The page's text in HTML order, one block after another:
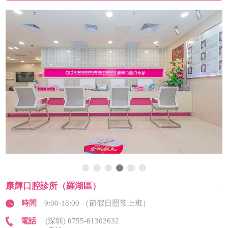
康輝口腔診所（羅湖區）
時間 9:00-18:00 （節假日照常上班）
電話
(深圳) 0755-61302632